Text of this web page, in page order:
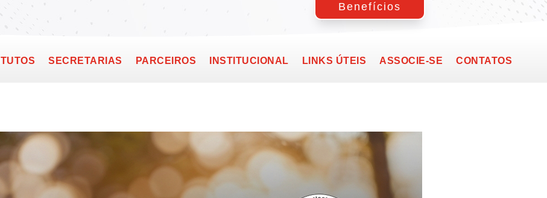
Benefícios
SECRETARIAS PARCEIROS INSTITUCIONAL LINKS ÚTEIS ASSOCIE-SE CONTATOS